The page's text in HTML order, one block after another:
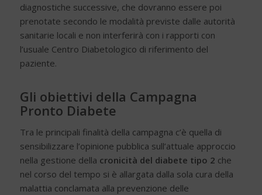
diagnostiche successive, che dovranno essere poi
prenotate secondo le modalità previste dalle autorità
sanitarie locali e non interferirà con i rapporti con
l’usuale Centro Diabetologico di riferimento del
paziente.
Gli obiettivi della Campagna
Pronto Diabete
Tra le principali finalità della campagna c’è quella di
sensibilizzare l’opinione pubblica sull’attuale approccio
nella gestione della cronicità del diabete tipo 2 che
nel corso del tempo si è allargata dalla sola cura della
malattia conclamata alla prevenzione delle